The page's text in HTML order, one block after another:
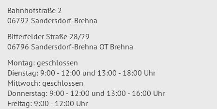
Bahnhofstraße 2
06792 Sandersdorf-Brehna
Bitterfelder Straße 28/29
06796 Sandersdorf-Brehna OT Brehna
Montag: geschlossen
Dienstag: 9:00 - 12:00 und 13:00 - 18:00 Uhr
Mittwoch: geschlossen
Donnerstag: 9:00 - 12:00 und 13:00 - 16:00 Uhr
Freitag: 9:00 - 12:00 Uhr